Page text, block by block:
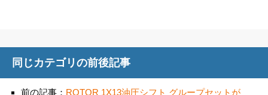
同じカテゴリの前後記事
前の記事： ROTOR 1X13油圧シフト グループセットが